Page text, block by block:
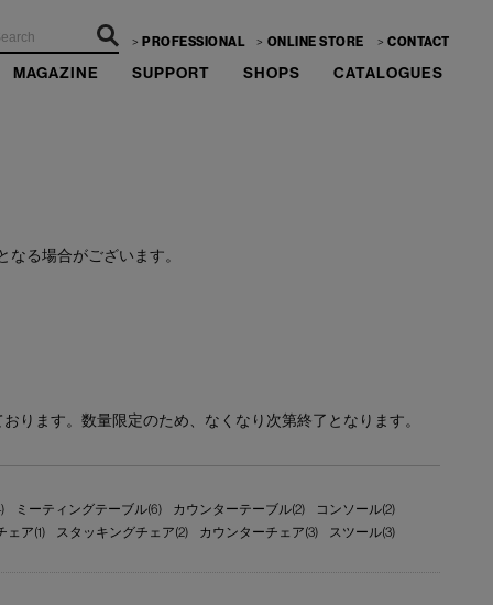
PROFESSIONAL ONLINE STORE CONTACT
MAGAZINE SUPPORT SHOPS CATALOGUES
る場合がございます。
ります。数量限定のため、なくなり次第終了となります。
ミーティングテーブル(6) カウンターテーブル(2)
コンソール(2)
ェア(1) スタッキングチェア(2) カウンターチェア(3)
スツール(3)